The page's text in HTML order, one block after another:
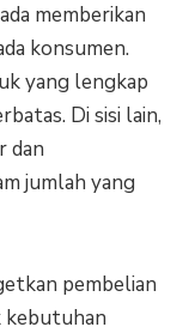
memberikan
konsumen.
yang lengkap
Di sisi lain,
dan
jumlah yang
pembelian
kebutuhan